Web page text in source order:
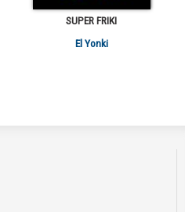
SUPER FRIKI
El Yonki